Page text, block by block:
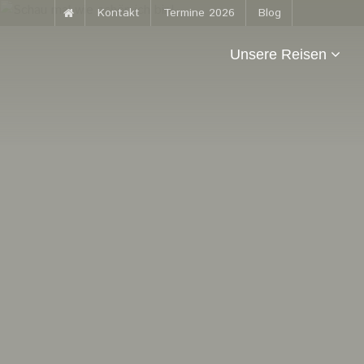
Kontakt Termine 2026 Blog
Unsere Reisen